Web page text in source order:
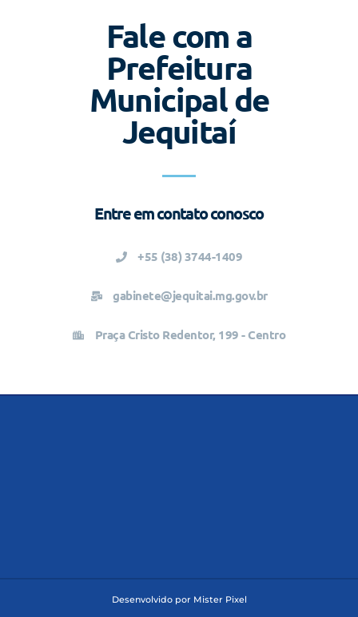
Fale com a
Prefeitura
Municipal de
Jequitaí
Entre em contato conosco
+55 (38) 3744-1409
gabinete@jequitai.mg.gov.br
Praça Cristo Redentor, 199 - Centro
Desenvolvido por Mister Pixel